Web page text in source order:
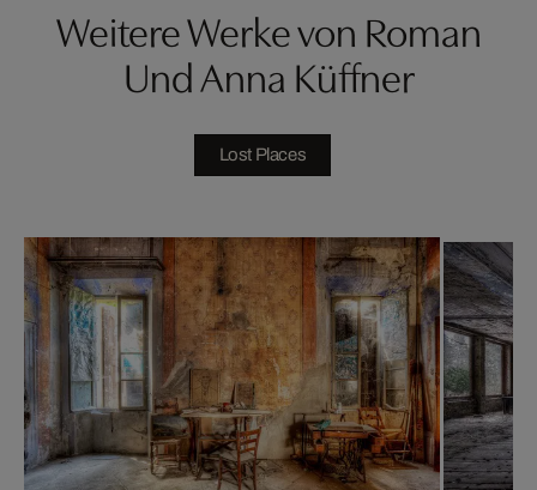
Weitere Werke von Roman
Und Anna Küffner
Lost Places